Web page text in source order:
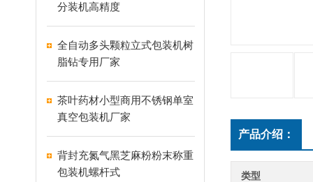
分装机高精度
全自动多头颗粒立式包装机树
脂钻专用厂家
茶叶药材小型商用不锈钢单室
真空包装机厂家
背封充氮气黑芝麻粉粉末称重
包装机螺杆式
产品介绍：
类型